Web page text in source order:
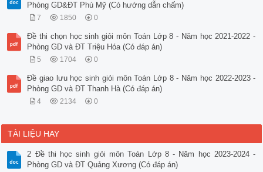
Phòng GD&ĐT Phú Mỹ (Có hướng dẫn chấm)
7 1850 0
Đề thi chọn học sinh giỏi môn Toán Lớp 8 - Năm học 2021-2022 -
Phòng GD và ĐT Triệu Hóa (Có đáp án)
5 1704 0
Đề giao lưu học sinh giỏi môn Toán Lớp 8 - Năm học 2022-2023 -
Phòng GD và ĐT Thanh Hà (Có đáp án)
4 2134 0
TÀI LIỆU HAY
2 Đề thi học sinh giỏi môn Toán Lớp 8 - Năm học 2023-2024 -
Phòng GD và ĐT Quảng Xương (Có đáp án)